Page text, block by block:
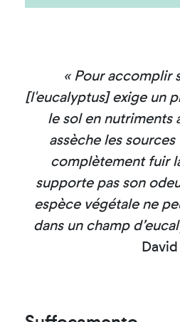
« Pour accomplir
[l'eucalyptus] exige un
le sol en nutriments
assèche les
complètement fuir
supporte pas son
espèce végétale ne
dans un champ
David